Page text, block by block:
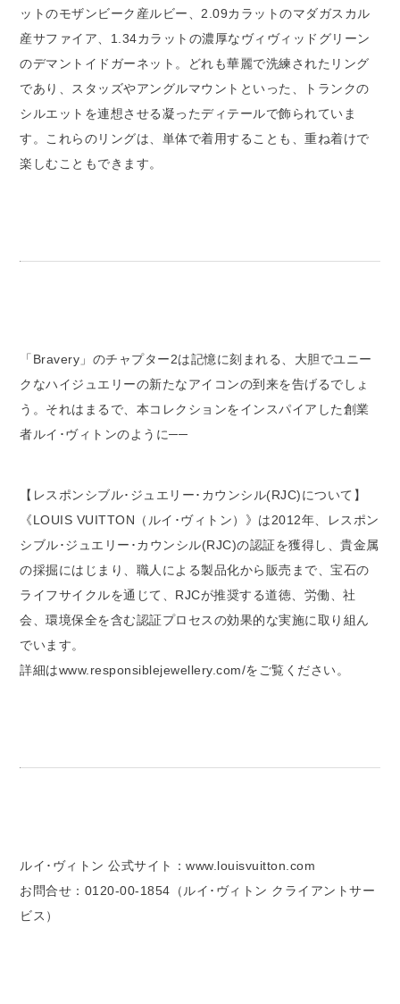
ットのモザンビーク産ルビー、2.09カラットのマダガスカル
産サファイア、1.34カラットの濃厚なヴィヴィッドグリーン
のデマントイドガーネット。どれも華麗で洗練されたリング
であり、スタッズやアングルマウントといった、トランクの
シルエットを連想させる凝ったディテールで飾られていま
す。これらのリングは、単体で着用することも、重ね着けで
楽しむこともできます。
「Bravery」のチャプター2は記憶に刻まれる、大胆でユニー
クなハイジュエリーの新たなアイコンの到来を告げるでしょ
う。それはまるで、本コレクションをインスパイアした創業
者ルイ･ヴィトンのように──
【レスポンシブル･ジュエリー･カウンシル(RJC)について】
《LOUIS VUITTON（ルイ･ヴィトン）》は2012年、レスポン
シブル･ジュエリー･カウンシル(RJC)の認証を獲得し、貴金属
の採掘にはじまり、職人による製品化から販売まで、宝石の
ライフサイクルを通じて、RJCが推奨する道徳、労働、社
会、環境保全を含む認証プロセスの効果的な実施に取り組ん
でいます。
詳細はwww.responsiblejewellery.com/をご覧ください。
ルイ･ヴィトン 公式サイト：www.louisvuitton.com
お問合せ：0120-00-1854（ルイ･ヴィトン クライアントサー
ビス）